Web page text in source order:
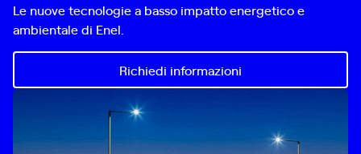
Le nuove tecnologie a basso impatto energetico e
ambientale di Enel.
Richiedi informazioni